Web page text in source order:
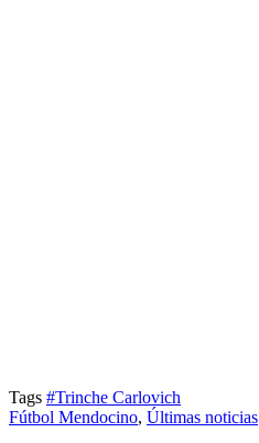
Tags #Trinche Carlovich
Fútbol Mendocino, Últimas noticias